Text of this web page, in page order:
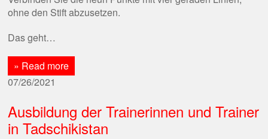
ohne den Stift abzusetzen.
Das geht…
» Read more
07/26/2021
Ausbildung der Trainerinnen und Trainer
in Tadschikistan